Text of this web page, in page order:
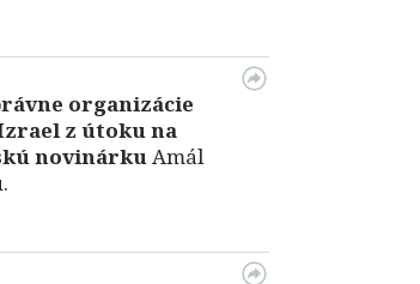
organizácie
z útoku na
novinárkuAmál